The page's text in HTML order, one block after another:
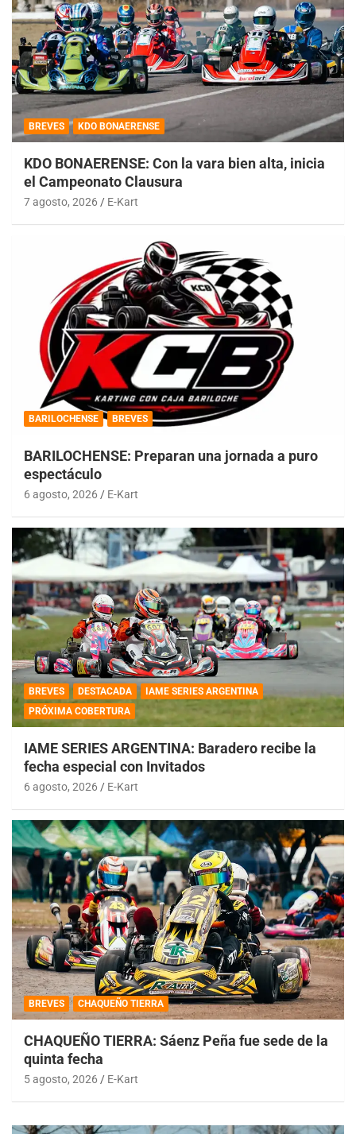
BREVES KDO BONAERENSE
KDO BONAERENSE: Con la vara bien alta, inicia
el Campeonato Clausura
7 agosto, 2026 E-Kart
BARILOCHENSE BREVES
BARILOCHENSE: Preparan una jornada a puro
espectáculo
6 agosto, 2026 E-Kart
BREVES DESTACADA
IAME SERIES ARGENTINA
PRÓXIMA COBERTURA
IAME SERIES ARGENTINA: Baradero recibe la
fecha especial con Invitados
6 agosto, 2026 E-Kart
BREVES CHAQUEÑO TIERRA
CHAQUEÑO TIERRA: Sáenz Peña fue sede de la
quinta fecha
5 agosto, 2026 E-Kart